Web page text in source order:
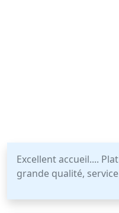
Excellent accueil....
grande qualité,